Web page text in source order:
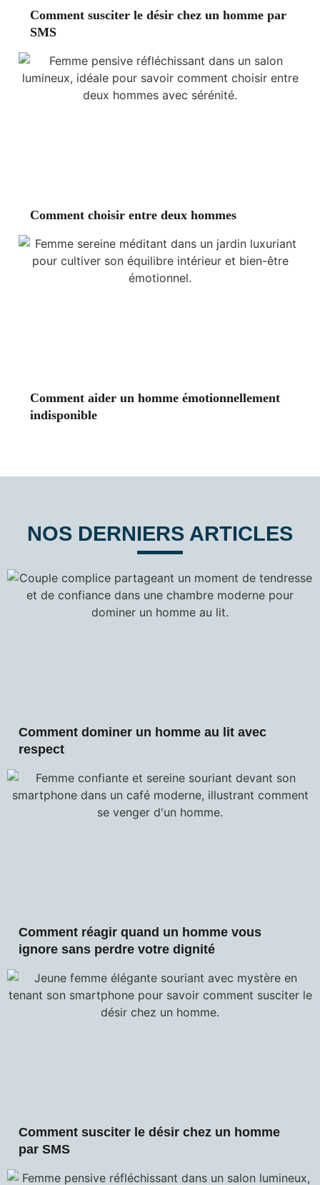
Comment susciter le désir chez un homme par
SMS
Comment choisir entre deux hommes
Comment aider un homme émotionnellement
indisponible
NOS DERNIERS ARTICLES
Comment dominer un homme au lit avec
respect
Comment réagir quand un homme vous
ignore sans perdre votre dignité
Comment susciter le désir chez un homme
par SMS